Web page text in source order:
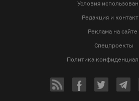
Условия
Редакция и
Реклама на сайте
Спецпроекты
Политика